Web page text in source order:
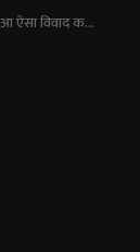
ऐसा विवाद क...